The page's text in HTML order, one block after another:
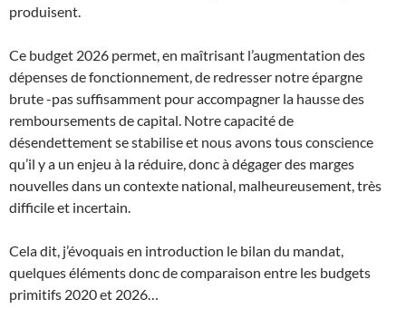
produisent.
Ce budget 2026 permet, en maîtrisant l’augmentation des
dépenses de fonctionnement, de redresser notre épargne
brute -pas suffisamment pour accompagner la hausse des
remboursements de capital. Notre capacité de
désendettement se stabilise et nous avons tous conscience
qu’il y a un enjeu à la réduire, donc à dégager des marges
nouvelles dans un contexte national, malheureusement, très
difficile et incertain.
Cela dit, j’évoquais en introduction le bilan du mandat,
quelques éléments donc de comparaison entre les budgets
primitifs 2020 et 2026…